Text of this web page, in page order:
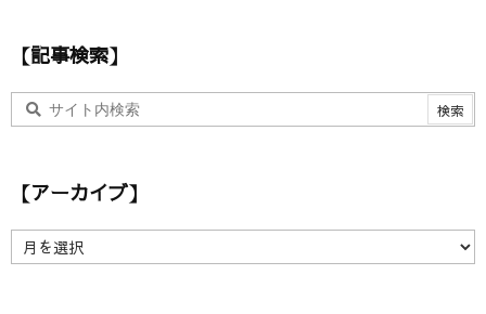
【記事検索】
【アーカイブ】
ア